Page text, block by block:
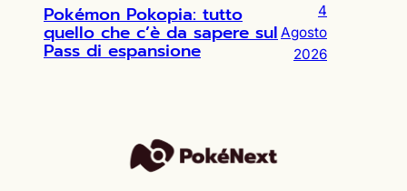
Pokémon Pokopia: tutto
quello che c’è da sapere sul
Pass di espansione
4
Agosto
2026